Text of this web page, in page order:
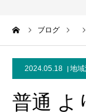
ブログ
2024.05.18 地
普通 よ